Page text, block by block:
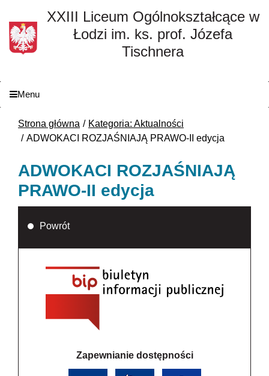
XXIII Liceum Ogólnokształcące w
Łodzi im. ks. prof. Józefa
Tischnera
Menu
Strona główna
Kategoria: Aktualności
ADWOKACI ROZJAŚNIAJĄ PRAWO-II edycja
ADWOKACI ROZJAŚNIAJĄ
PRAWO-II edycja
Powrót
Zapewnianie dostępności